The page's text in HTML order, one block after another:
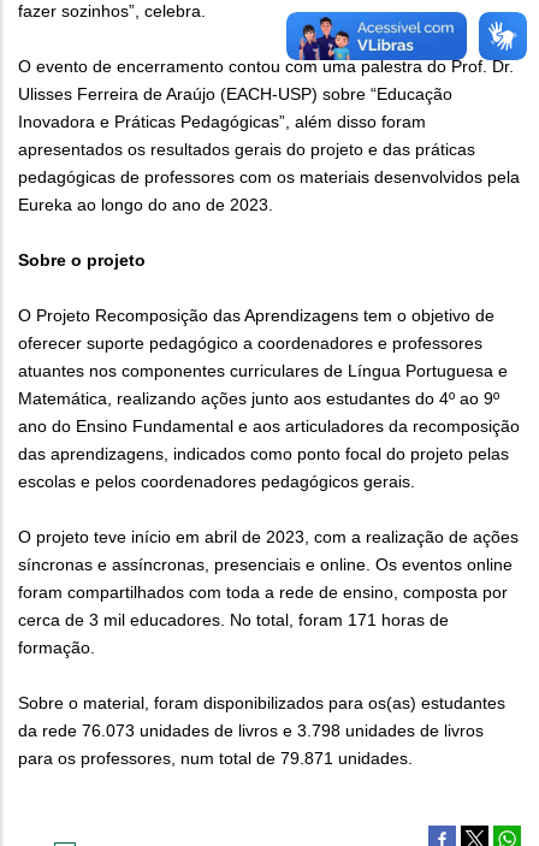
fazer sozinhos”, celebra.
O evento de encerramento contou com uma palestra do Prof. Dr.
Ulisses Ferreira de Araújo (EACH-USP) sobre “Educação
Inovadora e Práticas Pedagógicas”, além disso foram
apresentados os resultados gerais do projeto e das práticas
pedagógicas de professores com os materiais desenvolvidos pela
Eureka ao longo do ano de 2023.
Sobre o projeto
O Projeto Recomposição das Aprendizagens tem o objetivo de
oferecer suporte pedagógico a coordenadores e professores
atuantes nos componentes curriculares de Língua Portuguesa e
Matemática, realizando ações junto aos estudantes do 4º ao 9º
ano do Ensino Fundamental e aos articuladores da recomposição
das aprendizagens, indicados como ponto focal do projeto pelas
escolas e pelos coordenadores pedagógicos gerais.
O projeto teve início em abril de 2023, com a realização de ações
síncronas e assíncronas, presenciais e online. Os eventos online
foram compartilhados com toda a rede de ensino, composta por
cerca de 3 mil educadores. No total, foram 171 horas de
formação.
Sobre o material, foram disponibilizados para os(as) estudantes
da rede 76.073 unidades de livros e 3.798 unidades de livros
para os professores, num total de 79.871 unidades.